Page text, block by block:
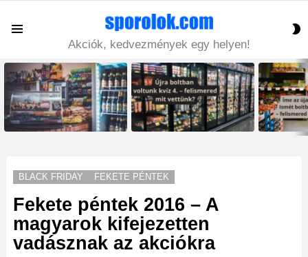
Akciók, kedvezmények egy helyen!
LATEST
STORIES
BLACK FRIDAY FEKETE PÉNTEK
Fekete péntek 2016 – A
magyarok kifejezetten
vadásznak az akciókra